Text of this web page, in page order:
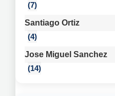
7
Santiago Ortiz
4
Jose Miguel Sanchez
14